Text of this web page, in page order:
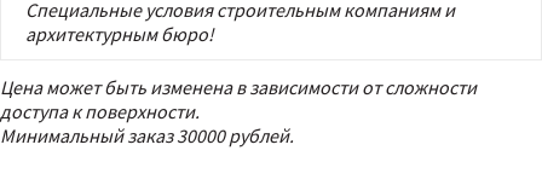
Специальные условия строительным компаниям и
архитектурным бюро!
Цена может быть изменена в зависимости от сложности
доступа к поверхности.
Минимальный заказ 30000 рублей.